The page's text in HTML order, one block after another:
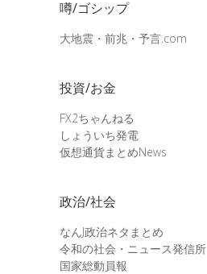
噂/ゴシップ
大地震・前兆・予言.com
投資/お金
FX2ちゃんねる
しょういち発電
仮想通貨まとめNews
政治/社会
なんJ政治ネタまとめ
令和の社会・ニュース発信所
国家総動員報